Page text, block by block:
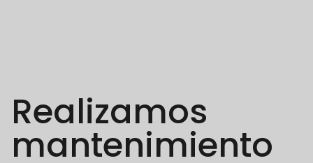
Realizamos
mantenimiento